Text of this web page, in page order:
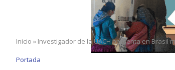
Inicio » Investigador de la UACH presenta en
Portada